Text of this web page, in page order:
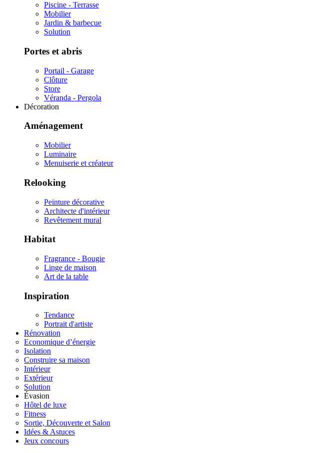
Piscine - Terrasse
Mobilier
Jardin & barbecue
Solution
Portes et abris
Portail - Garage
Clôture
Store
Véranda - Pergola
Décoration
Aménagement
Mobilier
Luminaire
Menuiserie et créateur
Relooking
Peinture décorative
Architecte d'intérieur
Revêtement mural
Habitat
Fragrance - Bougie
Linge de maison
Art de la table
Inspiration
Tendance
Portrait d'artiste
Rénovation
Economique d’énergie
Isolation
Construire sa maison
Intérieur
Extérieur
Solution
Évasion
Hôtel de luxe
Fitness
Sortie, Découverte et Salon
Idées & Astuces
Jeux concours